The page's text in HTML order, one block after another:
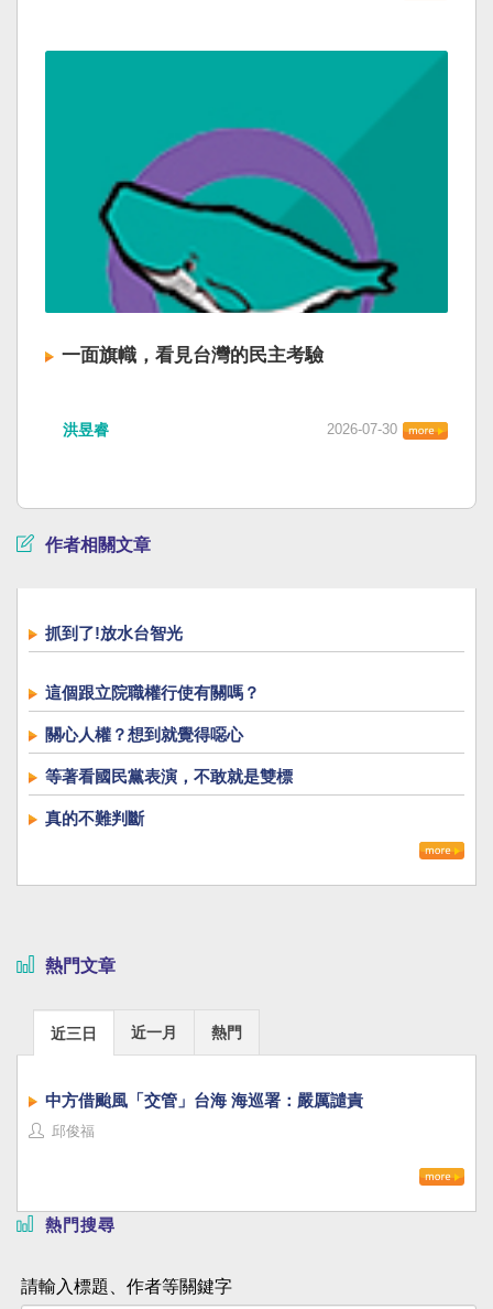
一面旗幟，看見台灣的民主考驗
洪昱睿 2026-07-30
作者相關文章
抓到了!放水台智光
這個跟立院職權行使有關嗎？
關心人權？想到就覺得噁心
等著看國民黨表演，不敢就是雙標
真的不難判斷
熱門文章
近三日 近一月 熱門
中方借颱風「交管」台海 海巡署：嚴厲譴責
邱俊福
熱門搜尋
請輸入標題、作者等關鍵字